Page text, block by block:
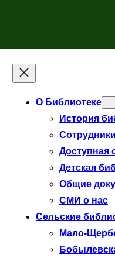
О Библиотеке
История
Сотрудники
Доступная
Детская
Общие
СМИ о нас
Сельские
Мало-